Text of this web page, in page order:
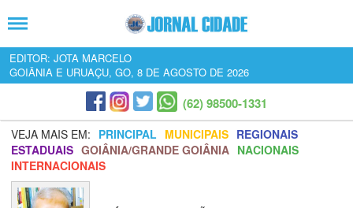
EDITOR: JOTA MARCELO
GOIÂNIA E URUAÇU, GO, 8 DE AGOSTO DE 2026
(62) 98500-1331
VEJA MAIS EM: PRINCIPAL MUNICIPAIS REGIONAIS
ESTADUAIS GOIÂNIA/GRANDE GOIÂNIA NACIONAIS
INTERNACIONAIS